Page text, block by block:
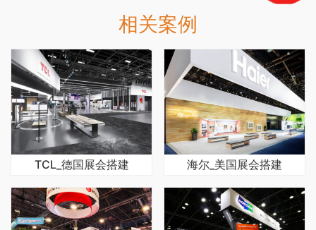
相关案例
TCL_德国展会搭建 海尔_美国展会搭建